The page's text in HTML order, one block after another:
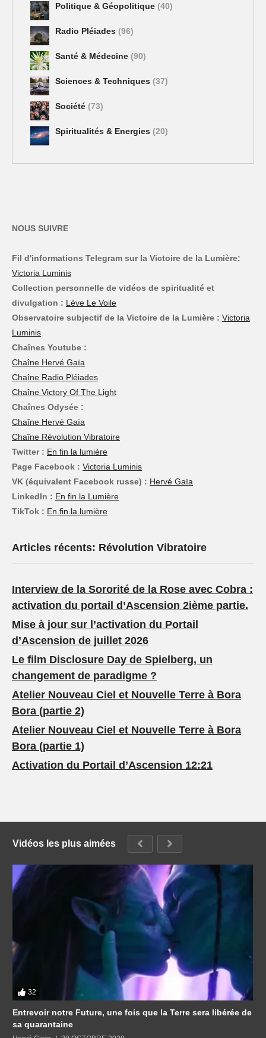
Politique & Géopolitique (40)
Radio Pléiades (96)
Santé & Médecine (90)
Sciences & Techniques (37)
Société (73)
Spiritualités & Energies (20)
NOUS SUIVRE
Fil d'informations Telegram sur la Victoire de la Lumière:
Victoria Luminis
Collection personnelle de vidéos de spiritualité et
divulgation : Lève Le Voile
Observatoire subjectif de la Victoire de la Lumière : Victoria
Luminis
Chaînes Youtube :
Chaîne Hervé Gaïa
Chaîne Radio Pléiades
Chaîne Victory Of The Light
Chaînes Odysée :
Chaîne Hervé Gaïa
Chaîne Révolution Vibratoire
Twitter : En fin la lumière
Page Facebook : Victoria Luminis
VK (équivalent Facebook russe) : Hervé Gaïa
LinkedIn : En fin la Lumière
TikTok : En.fin.la.lumière
Articles récents: Révolution Vibratoire
Interview de la Sororité de la Rose avec Cobra :
activation du portail d’Ascension 2ième partie.
Mise à jour sur l’activation du Portail
d’Ascension de juillet 2026
Le film Disclosure Day de Spielberg, un
changement de paradigme ?
Atelier Nouveau Ciel et Nouvelle Terre à Bora
Bora (partie 2)
Atelier Nouveau Ciel et Nouvelle Terre à Bora
Bora (partie 1)
Activation du Portail d’Ascension 12:21
Vidéos les plus aimées
32
Entrevoir notre Future, une fois que la Terre sera libérée de
sa quarantaine